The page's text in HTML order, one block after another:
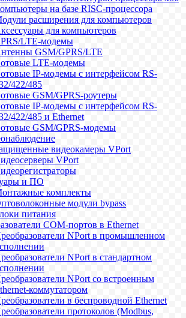
на базе RISC-процессора
расширения для компьютеров
для компьютеров
LTE-модемы
GSM/GPRS/LTE
LTE-модемы
IP-модемы с интерфейсом RS-
422/485
GSM/GPRS-роутеры
IP-модемы с интерфейсом RS-
422/485 и Ethernet
GSM/GPRS-модемы
видеокамеры VPort
VPort
и ПО
комплекты
модули bypass
питания
COM-портов в Ethernet
NPort в промышленном
NPort в стандартном
NPort со встроенным
коммутатором
в беспроводной Ethernet
протоколов (Modbus,